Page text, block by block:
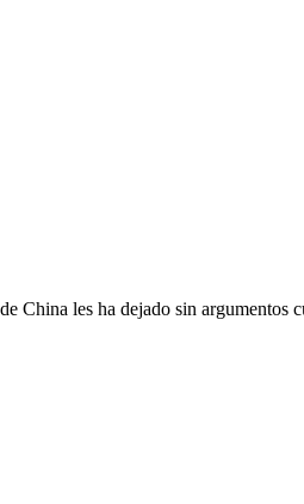
China les ha dejado sin argumentos